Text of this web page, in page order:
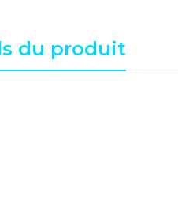
du produit